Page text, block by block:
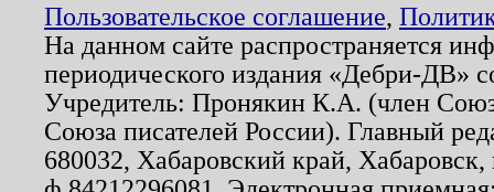
Пользовательское соглашение,
На данном сайте распространяется
периодического издания «Дебри-ДВ»
Учредитель: Пронякин К.А. (член
Союза писателей России). Главный
680032, Хабаровский край,